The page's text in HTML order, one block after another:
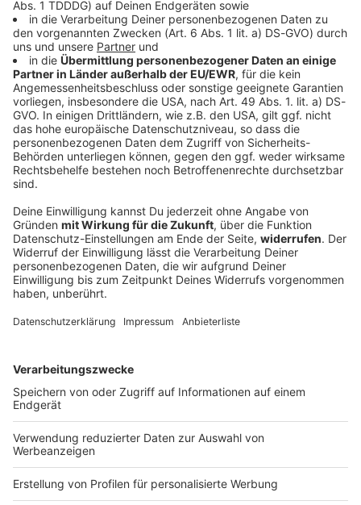
Welt
Warten auf Vereinbarung zu Straße von
Hormus
Eine neue Regelung zur Straße von Hormus könnte
ein Schritt Richtung Normalisierung im Iran-Krieg sein.
sorgen Berichte zu Waffenbeständen für Ärger.
DEINE GEMERKTEN ARTIKEL
Du hast dir noch keine Artikel gemerkt
Markiere sie hierfür mit einem